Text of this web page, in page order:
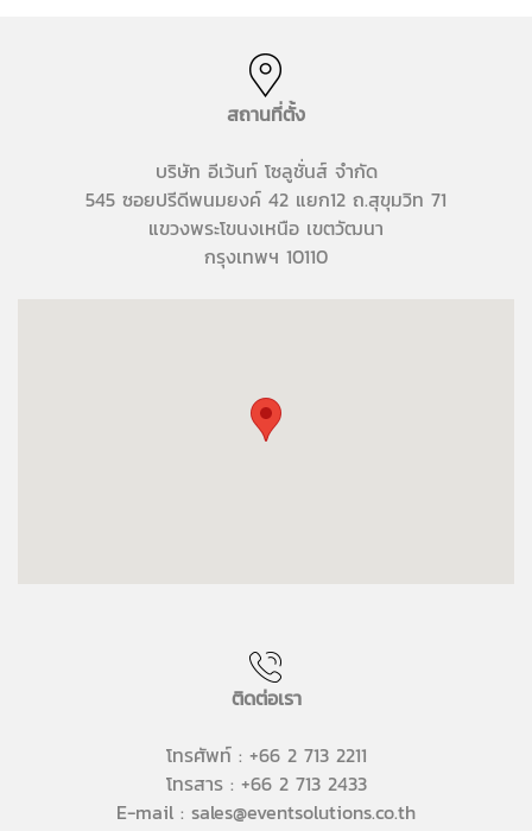
สถานที่ตั้ง
บริษัท อีเว้นท์ โซลูชั่นส์ จำกัด
545 ซอยปรีดีพนมยงค์ 42 แยก12 ถ.สุขุมวิท 71
แขวงพระโขนงเหนือ เขตวัฒนา
กรุงเทพฯ 10110
ติดต่อเรา
โทรศัพท์ : +66 2 713 2211
โทรสาร : +66 2 713 2433
E-mail : sales@eventsolutions.co.th